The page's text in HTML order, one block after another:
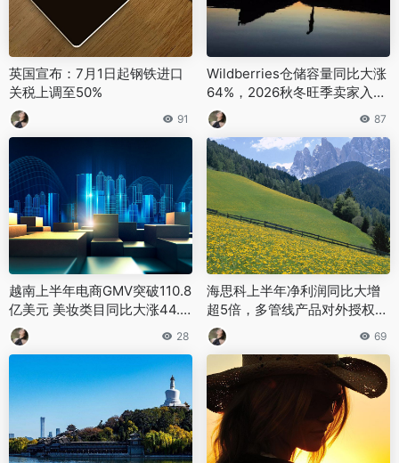
英国宣布：7月1日起钢铁进口
关税上调至50%
91
Wildberries仓储容量同比大涨
64%，2026秋冬旺季卖家入仓
名额实现翻倍
87
越南上半年电商GMV突破110.8
亿美元 美妆类目同比大涨44.1
1%
28
海思科上半年净利润同比大增
超5倍，多管线产品对外授权收
入实现大幅跃升
69